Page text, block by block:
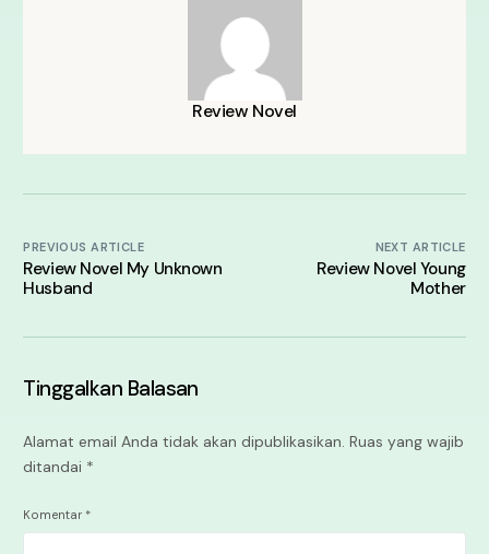
Review Novel
PREVIOUS ARTICLE
Review Novel My Unknown
Husband
NEXT ARTICLE
Review Novel Young
Mother
Tinggalkan Balasan
Alamat email Anda tidak akan dipublikasikan. Ruas yang wajib
ditandai *
Komentar *